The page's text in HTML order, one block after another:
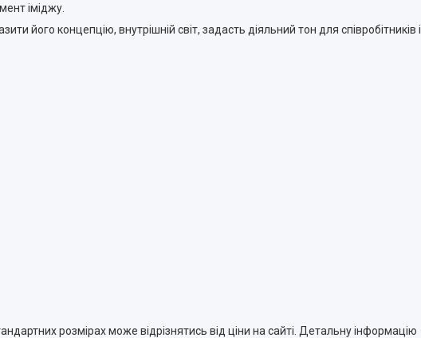
іміджу.
його концепцію, внутрішній світ, задасть діяльний тон для співробітників і
розмірах може відрізнятись від ціни на сайті. Детальну інформацію